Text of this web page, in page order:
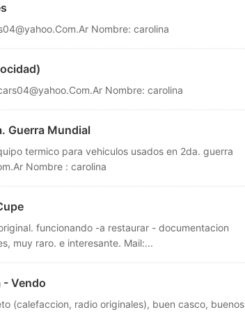
Nombre: carolina
Nombre: carolina
Guerra Mundial
termico para vehiculos usados en 2da. guerra
Nombre : carolina
funcionando -a restaurar - documentacion
muy raro. e interesante. Mail:...
- Vendo
(calefaccion, radio originales), buen casco, buenos